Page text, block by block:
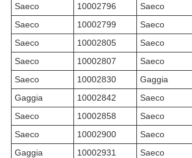
Saeco
10002796 Saeco
Saeco
10002799 Saeco
Saeco
10002805 Saeco
Saeco
10002807 Saeco
Saeco
10002830 Gaggia
Gaggia
10002842 Saeco
Saeco
10002858 Saeco
Saeco
10002900 Saeco
Gaggia
10002931 Saeco